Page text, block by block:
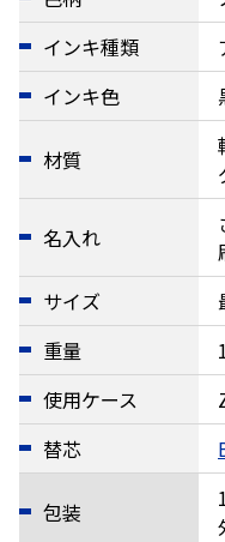
インキ種類
インキ色
材質
名入れ
サイズ
重量
使用ケース
替芯
包装